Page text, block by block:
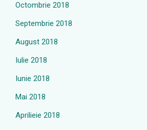
Octombrie 2018
Septembrie 2018
August 2018
Iulie 2018
Iunie 2018
Mai 2018
Aprilieie 2018